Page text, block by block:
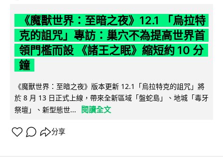
《魔獸世界：至暗之夜》12.1 「烏拉特
克的詛咒」專訪：巢穴不為提高世界首
領門檻而設 《諸王之眠》縮短約 10 分
鐘
《魔獸世界：至暗之夜》版本更新 12.1「烏拉特克的詛咒」將
於 8 月 13 日正式上線，帶來全新區域「盤蛇島」、地城「毒牙
祭壇」、新型態世...
閱讀全文
分享